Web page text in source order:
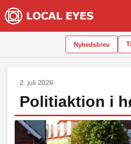
Nyhedsbrev
2. juli 2026
Politiaktion i